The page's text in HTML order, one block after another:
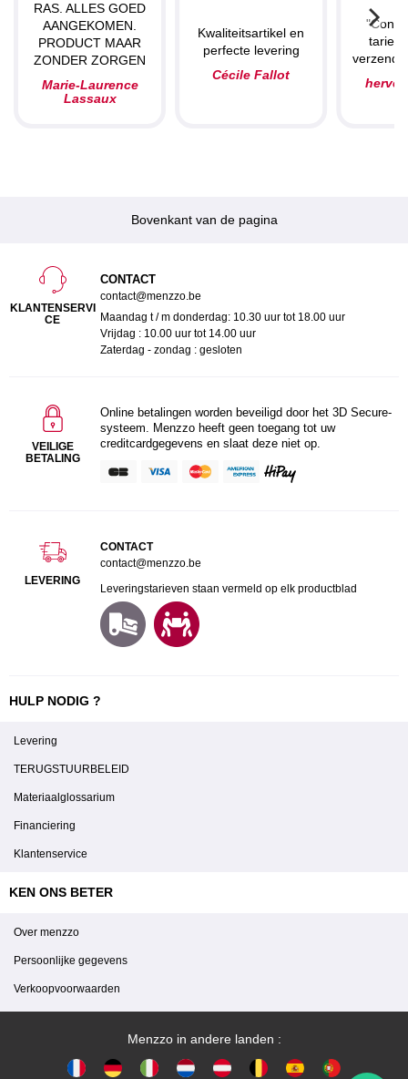
RAS. ALLES GOED
AANGEKOMEN.
PRODUCT MAAR
ZONDER ZORGEN
Marie-Laurence
Lassaux
Kwaliteitsartikel en
perfecte levering
Cécile Fallot
herve
Bovenkant van de pagina
KLANTENSERVI
CE
CONTACT
contact@menzzo.be
Maandag t / m donderdag: 10.30 uur tot 18.00 uur
Vrijdag : 10.00 uur tot 14.00 uur
Zaterdag - zondag : gesloten
VEILIGE
BETALING
Online betalingen worden beveiligd door het 3D Secure-
systeem. Menzzo heeft geen toegang tot uw
creditcardgegevens en slaat deze niet op.
LEVERING
CONTACT
contact@menzzo.be
Leveringstarieven staan vermeld op elk productblad
HULP NODIG ?
Levering
TERUGSTUURBELEID
Materiaalglossarium
Financiering
Klantenservice
KEN ONS BETER
Over menzzo
Persoonlijke gegevens
Verkoopvoorwaarden
Menzzo in andere landen :